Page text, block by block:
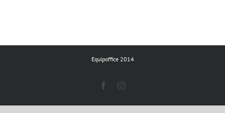
Equipoffice 2014
FacebookInstagram